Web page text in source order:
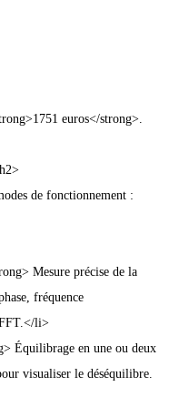
euros</strong>.
de fonctionnement :
Mesure précise de la
fréquence
li>
Équilibrage en une ou deux
visualiser le déséquilibre.